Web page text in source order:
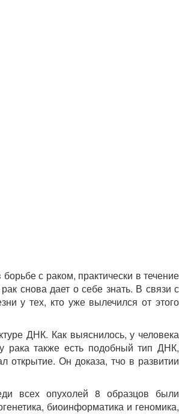
с раком, практически в течение
снова дает о себе знать. В связи с
у тех, кто уже вылечился от этого
ДНК. Как выяснилось, у человека
рака также есть подобный тип ДНК,
Он доказа, тчо в развитии
всех опухолей 8 образцов были
биоинформатика и геномика,